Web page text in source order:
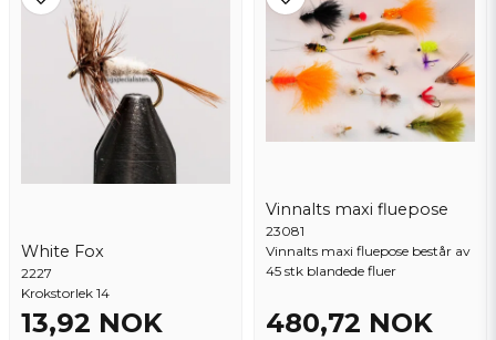
White Fox
2227
Krokstorlek 14
13,92 NOK
Vinnalts maxi fluepose
23081
Vinnalts maxi fluepose består av
45 stk blandede fluer
480,72 NOK